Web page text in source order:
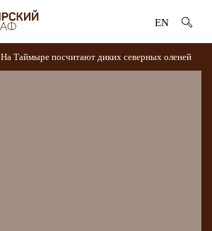
EN
На Таймыре посчитают диких северных оленей